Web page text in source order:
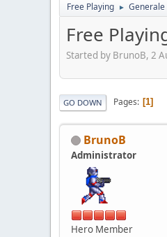
Free Playing ► Generale
Free
Started by BrunoB, 2
GO DOWN Pages 1
BrunoB
Administrator
Hero Member